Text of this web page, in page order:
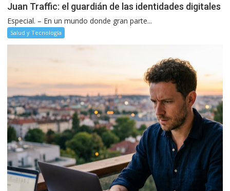
Juan Traffic: el guardián de las identidades digitales
Especial. – En un mundo donde gran parte...
Salud y Tecnología